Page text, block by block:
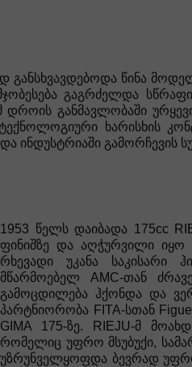
წინა
გაგრძელდა
განმავლობაში
ხარისხის
ინდუსტრიაში გამორჩევის
1953 წელს დაიბადა 175cc
ფინიშზე და აღჭურვილი იყო
რხევადი უკანა საკისარი
მწარმოებელ AMC-თან
გამოცდილება ჰქონდა და
პარტნიორობა FITA-სთან
GIMA 175-ზე. RIEJU-მ
რომელიც უფრო მსუბუქი,
უზრუნველყოფდა ბევრად